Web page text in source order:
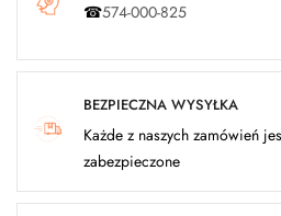
☎574-000-825
BEZPIECZNA WYSYŁKA
Każde z naszych zamówień
zabezpieczone